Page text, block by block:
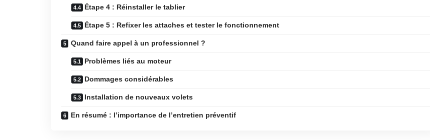
Étape 4 : Réinstaller le tablier
Étape 5 : Refixer les attaches et tester le fonctionnement
Quand faire appel à un professionnel ?
Problèmes liés au moteur
Dommages considérables
Installation de nouveaux volets
En résumé : l’importance de l’entretien préventif